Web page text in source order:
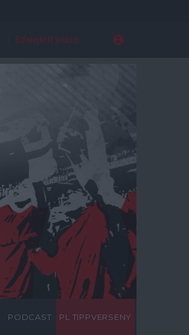
Elfelejtett jelszó
PODCAST PL TIPPVERSENY